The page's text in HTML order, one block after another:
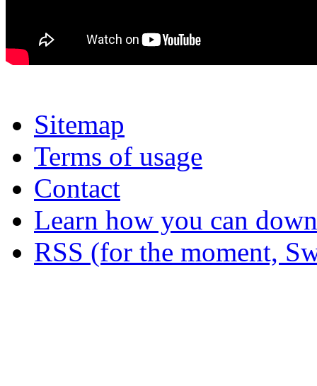
Sitemap
Terms of usage
Contact
Learn how you can
RSS (for the moment,